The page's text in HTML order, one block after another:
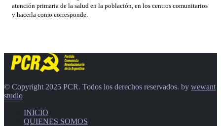
atención primaria de la salud en la población, en los centros comunitarios
y hacerla como corresponde.
© Copyright 2025 PCR. Todos los derechos reservados. by wewant
studio
INICIO
QUIENES SOMOS